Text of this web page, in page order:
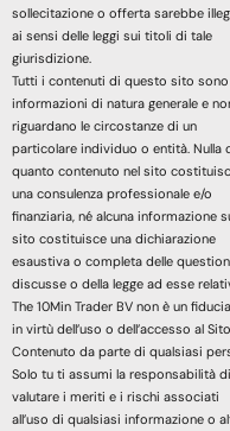
sollecitazione o offerta sarebbe
ai sensi delle leggi sui titoli di tale
giurisdizione.
Tutti i contenuti di questo sito sono
informazioni di natura generale e
riguardano le circostanze di un
particolare individuo o entità. Nulla
quanto contenuto nel sito
una consulenza professionale e/o
finanziaria, né alcuna informazione
sito costituisce una dichiarazione
esaustiva o completa delle
discusse o della legge ad esse
The 10Min Trader BV non è un
in virtù dell’uso o dell’accesso al
Contenuto da parte di qualsiasi
Solo tu ti assumi la responsabilità di
valutare i meriti e i rischi associati
all’uso di qualsiasi informazione o